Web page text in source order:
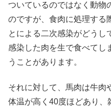
ついているのではなく動物
のですが、食肉に処理する
とによる二次感染がどうし
感染した肉を生で食べてし
うことがあります。
それに対して、馬肉は牛肉
体温が高く40度ほどあり